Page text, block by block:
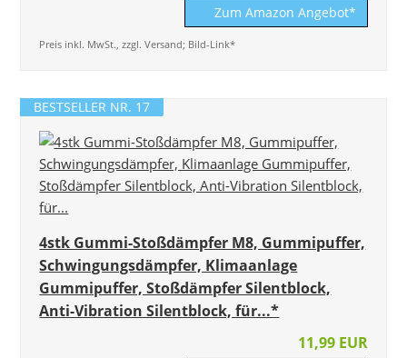
Zum Amazon Angebot*
Preis inkl. MwSt., zzgl. Versand; Bild-Link*
BESTSELLER NR. 17
4stk Gummi-Stoßdämpfer M8, Gummipuffer,
Schwingungsdämpfer, Klimaanlage
Gummipuffer, Stoßdämpfer Silentblock,
Anti-Vibration Silentblock, für...*
11,99 EUR